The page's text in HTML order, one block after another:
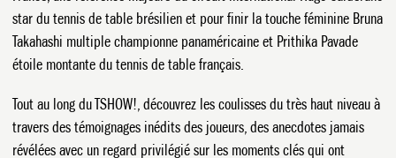
star du tennis de table brésilien et pour finir la touche féminine Bruna
Takahashi multiple championne panaméricaine et Prithika Pavade
étoile montante du tennis de table français.
Tout au long du TSHOW!, découvrez les coulisses du très haut niveau à
travers des témoignages inédits des joueurs, des anecdotes jamais
révélées avec un regard privilégié sur les moments clés qui ont